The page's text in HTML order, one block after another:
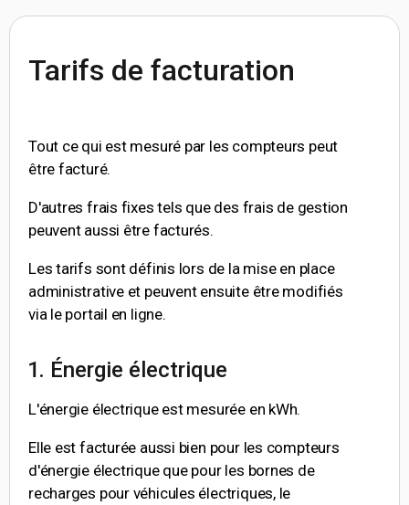
Tarifs de facturation
Tout ce qui est mesuré par les compteurs peut
être facturé.
D'autres frais fixes tels que des frais de gestion
peuvent aussi être facturés.
Les tarifs sont définis lors de la mise en place
administrative et peuvent ensuite être modifiés
via le portail en ligne.
1. Énergie électrique
L'énergie électrique est mesurée en kWh.
Elle est facturée aussi bien pour les compteurs
d'énergie électrique que pour les bornes de
recharges pour véhicules électriques, le